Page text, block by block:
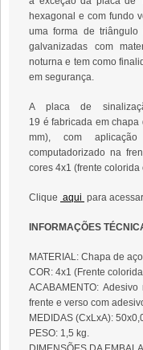
hexagonal e com fundo
uma forma de triângulo
galvanizadas com
noturna e tem como
em segurança.
A placa de
19 é fabricada em
mm), com
computadorizado na
cores 4x1 (frente colorida
Clique aqui para
INFORMAÇÕES
MATERIAL: Chapa de
COR: 4x1 (Frente
ACABAMENTO:
frente e verso com
MEDIDAS (CxLxA):
PESO: 1,5 kg.